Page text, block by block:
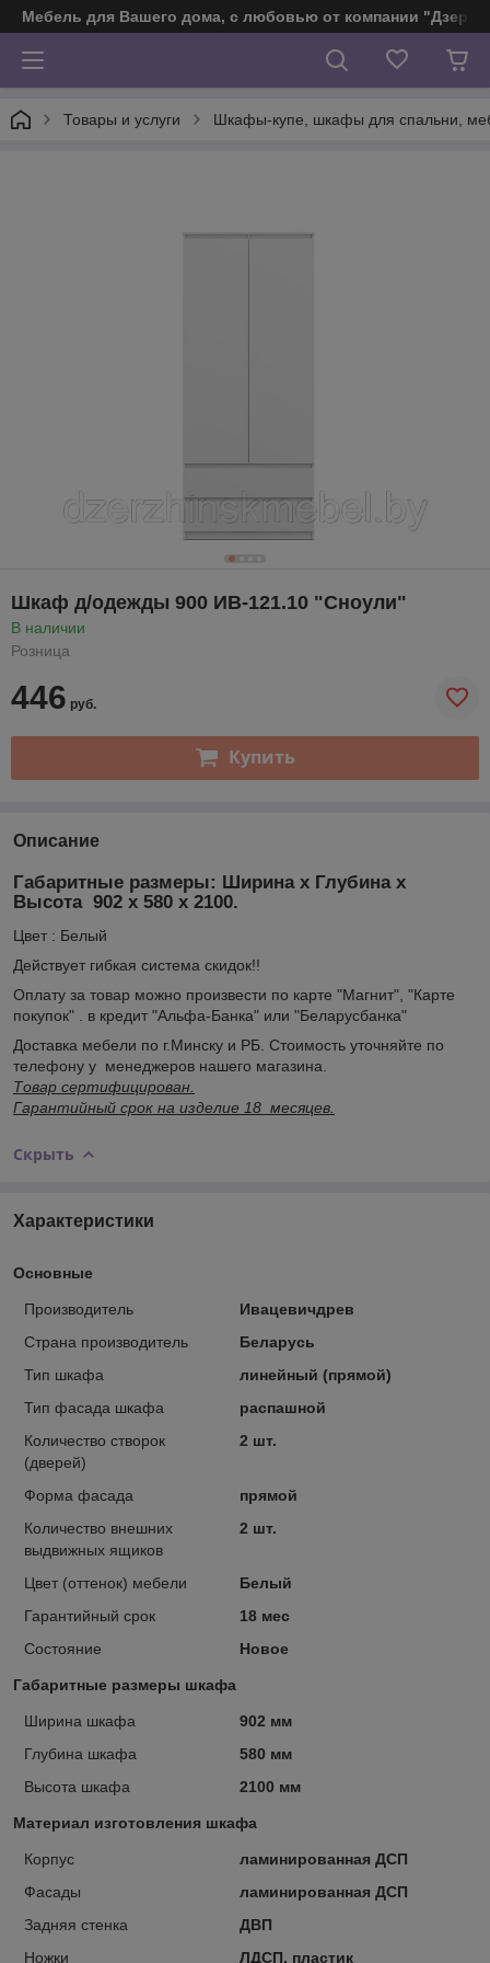
Мебель для Вашего дома, с любовью от компании
Товары и услуги Шкафы-купе, шкафы для спальни,
Шкаф д/одежды 900 ИВ-121.10 "Сноули"
В наличии
Розница
446 руб.
Купить
Описание
Габаритные размеры: Ширина х Глубина х
Высота 902 х 580 х 2100.
Цвет : Белый
Действует гибкая система скидок!!
Оплату за товар можно произвести по карте "Магнит", "Карте
покупок" . в кредит "Альфа-Банка" или "Беларусбанка"
Доставка мебели по г.Минску и РБ. Стоимость уточняйте по
телефону у менеджеров нашего магазина.
Товар сертифицирован.
Гарантийный срок на изделие 18 месяцев.
Скрыть
Характеристики
Основные
Производитель
Ивацевичдрев
Страна производитель
Беларусь
Тип шкафа
линейный (прямой)
Тип фасада шкафа
распашной
Количество створок
(дверей)
2 шт.
Форма фасада
прямой
Количество внешних
выдвижных ящиков
2 шт.
Цвет (оттенок) мебели
Белый
Гарантийный срок
18 мес
Состояние
Новое
Габаритные размеры шкафа
Ширина шкафа
902 мм
Глубина шкафа
580 мм
Высота шкафа
2100 мм
Материал изготовления шкафа
Корпус
ламинированная ДСП
Фасады
ламинированная ДСП
Задняя стенка
ДВП
Ножки
ЛДСП, пластик